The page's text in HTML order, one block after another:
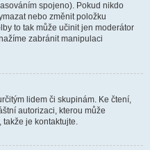
spojeno). Pokud nikdo
nebo změnit položku
to tak může učinit jen moderátor
zabránit manipulaci
lidem či skupinám. Ke čtení,
autorizaci, kterou může
takže je kontaktujte.